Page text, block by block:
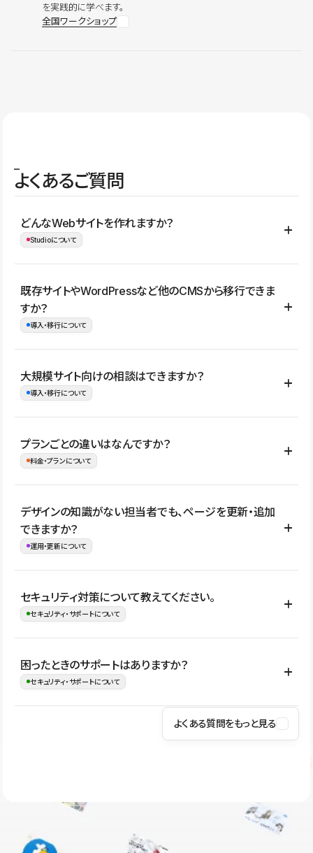
を実践的に学べます。
全国ワークショップ
よくあるご質問
どんなWebサイトを作れますか？
Studioについて
コーポレートサイト、サービスサイト、LP、採用サイト、ブロ
グ・メディア、イベントサイト、店舗・商品紹介サイト、ポートフ
ォリオなど幅広く制作できます。
既存サイトやWordPressなど他のCMSから移行できま
すか？
導入・移行について
はい。既存サイトの構成やコンテンツ、URLを整理したうえで、
Studio上に再構築する形で移行できます。 WordPressの場合は、
イト全体のデザインや設定がそのまま移行されるわけではないた
め、移行後にページ構成やデザイン、CMS設計、URL・リダイレク
大規模サイト向けの相談はできますか？
導入・移行について
はい。アクセス規模が大きいサイトや、複数部門での運用、権限管
理、セキュリティ確認、既存システムとの連携など、個別の要件が
ない段階でも、お問い合わせください。
お問合せはこちら
プランごとの違いはなんですか？
料金・プランについて
公開ページ数、バージョン履歴の期間、CMS利用数の上限、権限
管理の有無などがプランごとに異なります。詳しくは料金プランペ
ージをご覧ください。
デザインの知識がない担当者でも、ページを更新・追加
できますか？
運用・更新について
はい。CMSやコンポーネントを活用して更新範囲を設計しておく
ことで、デザインを崩しにくい状態で運用できます。 さらにコン
ながらレイアウトに影響を与えずに更新作業を進めやすくなりま
す。
セキュリティ対策について教えてください。
セキュリティ・サポートについて
Studioでは、公開サイトやサービスを安全に利用できるよう、通信
の暗号化、データ保護、アクセス管理、脆弱性対策など、複数の観
はSSL/TLSによる通信暗号化に対応しており、悪質なスクリプトの
困ったときのサポートはありますか？
セキュリティ・サポートについて
操作方法や機能については、ヘルプセンターでご確認いただけま
ユーザー同士で質問・相談できるコミュニティもご利用ください。
よくある質問をもっと見る